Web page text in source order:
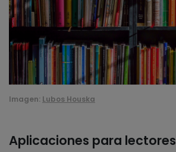
Imagen: Lubos Houska
Aplicaciones para lectores